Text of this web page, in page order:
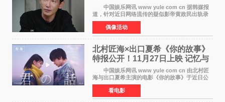
中国娱乐网讯 www yule com cn 据韩媒报
道，针对近日网络流传的疑似影帝黄政民出轨录
音及短信爆料，黄政民所属经纪公司于今日正式
发表声明，明确否认相关传闻。 公司表示，
爆料者是一名长
偶像活动
北村匠海×出口夏希《你的故事》
特报公开！11月27日上映 记忆与
初恋的奇幻交织
中国娱乐网讯 www yule com cn 由北村匠
海与出口夏希主演的电影《你的故事》于近日公
开特报影像，正式定档11月27日上映。 本片
改编自三秋缒同名小说，编剧由曾执笔《孤独摇
滚！》的吉田惠
看电影